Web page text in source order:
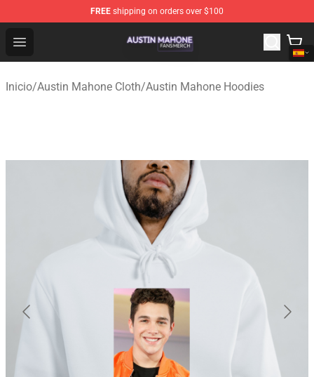
FREE shipping on orders over $100
Open menu
Austin Mahone Shop - Official Austin Mahone
Inicio/Austin Mahone Cloth/Austin Mahone Hoodies